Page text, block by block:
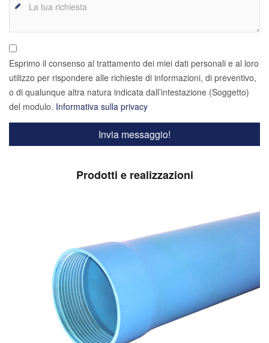
Esprimo il consenso al trattamento dei miei dati personali e al loro
utilizzo per rispondere alle richieste di informazioni, di preventivo,
o di qualunque altra natura indicata dall’intestazione (Soggetto)
del modulo. Informativa sulla privacy
Prodotti e realizzazioni